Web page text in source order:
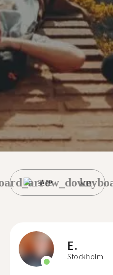
英語
E.
Stockholm